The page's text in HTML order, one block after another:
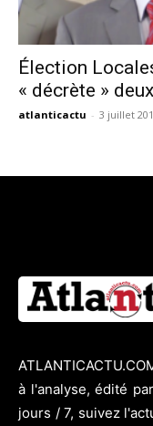
Élection
« décrète »
atlanticactu - 3 juillet
à l'analyse, édité
jours / 7, suivez